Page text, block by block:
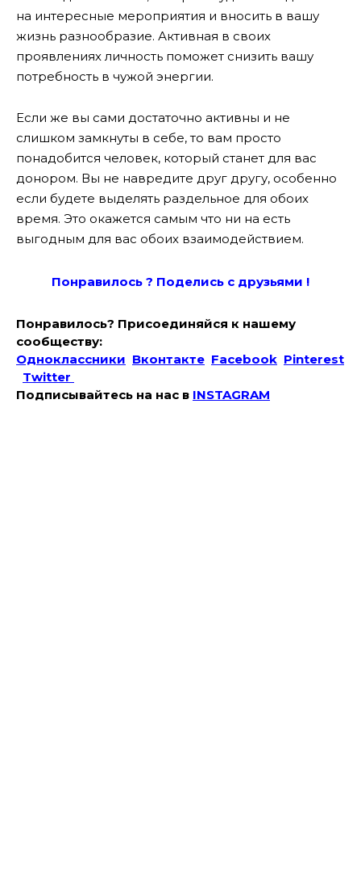
на интересные мероприятия и вносить в вашу
жизнь разнообразие. Активная в своих
проявлениях личность поможет снизить вашу
потребность в чужой энергии.
Если же вы сами достаточно активны и не
слишком замкнуты в себе, то вам просто
понадобится человек, который станет для вас
донором. Вы не навредите друг другу, особенно
если будете выделять раздельное для обоих
время. Это окажется самым что ни на есть
выгодным для вас обоих взаимодействием.
Понравилось ? Поделись с друзьями !
Понравилось? Присоединяйся к нашему
сообществу:
Одноклассники Вконтакте Facebook Pinterest
Twitter
Подписывайтесь на наc в INSTAGRAM